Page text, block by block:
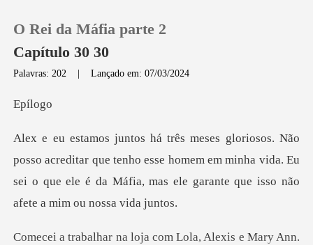
Loja
Histórico
O Rei da Máfia parte 2
Capítulo 30 30
Palavras: 202 |Lançado em: 07/03/2024
íl
itar que tenho esse homem em minha vida. Eu
sei o que ele é da Má
Mary Ann.